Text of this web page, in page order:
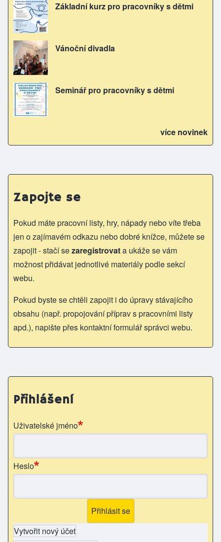
Základní kurz pro pracovníky s dětmi
Vánoční divadla
Seminář pro pracovníky s dětmi
více novinek
Zapojte se
Pokud máte pracovní listy, hry, nápady nebo víte třeba
jen o zajímavém odkazu nebo dobré knížce, můžete se
zapojit - stačí sezaregistrovata ukáže se vám
možnost přidávat jednotlivé materiály podle sekcí
webu.
Pokud byste se chtěli zapojit i do úpravy stávajícího
obsahu (např. propojování příprav s pracovními listy
apd.), napište přes kontaktní formulář správci webu.
Přihlášení
Uživatelské jméno
Heslo
Vytvořit nový účet